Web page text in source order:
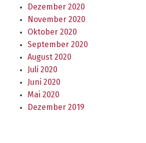
Dezember 2020
November 2020
Oktober 2020
September 2020
August 2020
Juli 2020
Juni 2020
Mai 2020
Dezember 2019